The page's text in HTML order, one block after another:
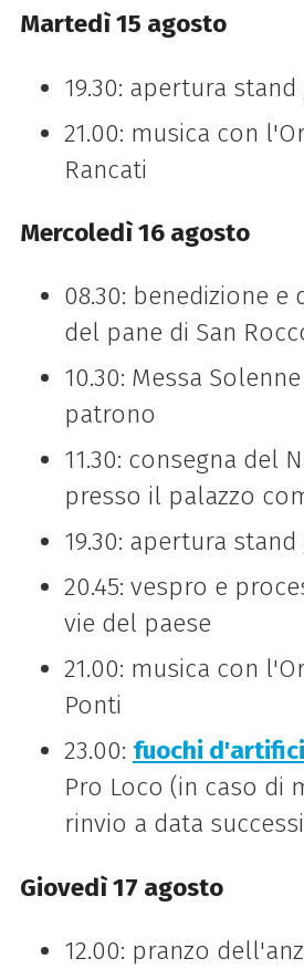
Martedì 15 agosto
19.30: apertura
21.00: musica con
Rancati
Mercoledì 16 agosto
08.30: benedizione e
del pane di San
10.30: Messa
patrono
11.30: consegna del
presso il palazzo
19.30: apertura
20.45: vespro e
vie del paese
21.00: musica con
Ponti
23.00: fuochi
Pro Loco (in caso di
rinvio a data
Giovedì 17 agosto
12.00: pranzo